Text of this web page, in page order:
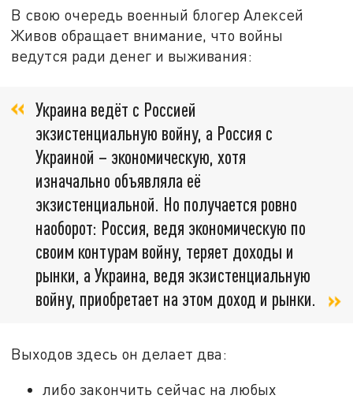
В свою очередь военный блогер Алексей
Живов обращает внимание, что войны
ведутся ради денег и выживания:
Украина ведёт с Россией
экзистенциальную войну, а Россия с
Украиной – экономическую, хотя
изначально объявляла её
экзистенциальной. Но получается ровно
наоборот: Россия, ведя экономическую по
своим контурам войну, теряет доходы и
рынки, а Украина, ведя экзистенциальную
войну, приобретает на этом доход и рынки.
Выходов здесь он делает два:
либо закончить сейчас на любых